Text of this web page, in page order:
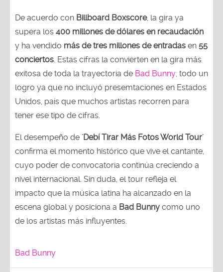
De acuerdo con Billboard Boxscore, la gira ya
supera los 400 millones de dólares en recaudación
y ha vendido más de tres millones de entradas en 55
conciertos. Estas cifras la convierten en la gira más
exitosa de toda la trayectoria de Bad Bunny; todo un
logro ya que no incluyó presemtaciones en Estados
Unidos, país que muchos artistas recorren para
tener ese tipo de cifras.
El desempeño de 'Debí Tirar Más Fotos World Tour'
confirma el momento histórico que vive el cantante,
cuyo poder de convocatoria continúa creciendo a
nivel internacional. Sin duda, el tour refleja el
impacto que la música latina ha alcanzado en la
escena global y posiciona a Bad Bunny como uno
de los artistas más influyentes.
Bad Bunny